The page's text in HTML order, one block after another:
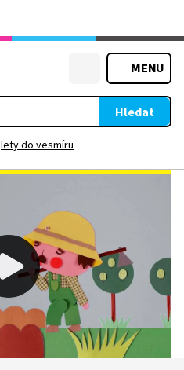
MENU
Hledat
lety do vesmíru